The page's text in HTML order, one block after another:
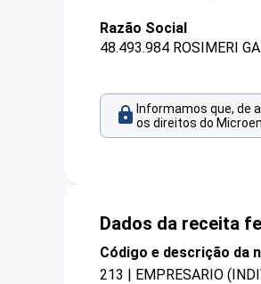
Razão Social
48.493.984 ROSIMERI
Informamos que, de
os direitos do
Dados da receita
Código e descrição da
213 | EMPRESARIO